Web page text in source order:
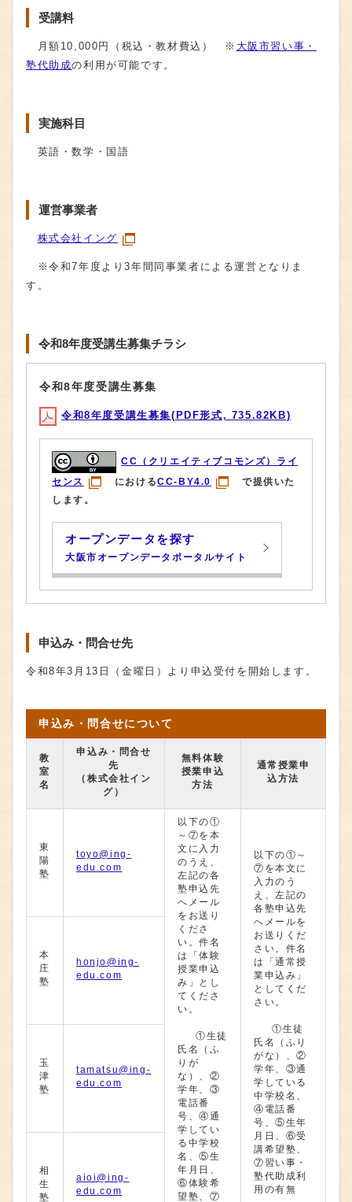
受講料
月額10,000円（税込・教材費込） ※ 大阪市習い事・
塾代助成の利用が可能です。
実施科目
英語・数学・国語
運営事業者
株式会社イング
※令和7年度より3年間同事業者による運営となりま
す。
令和8年度受講生募集チラシ
令和8年度受講生募集
令和8年度受講生募集(PDF形式, 735.82KB)
CC（クリエイティブコモンズ）ライ
センス
におけるCC-BY4.0
で提供いた
します。
オープンデータを探す
大阪市オープンデータポータルサイト
申込み・問合せ先
令和8年3月13日（金曜日）より申込受付を開始します。
申込み・問合せについて
教
室
名
申込み・問合せ
先
（株式会社イン
グ）
無料体験
授業申込
方法
通常授業申
込方法
東
陽
塾
toyo@ing-
edu.com
以下の①
～⑦を本
文に入力
のうえ、
左記の各
塾申込先
へメール
をお送り
くださ
い。件名
は「体験
授業申込
み」とし
てくださ
い。
①生徒
氏名（ふ
りが
な）、②
学年、③
電話番
号、④通
学してい
る中学校
名、⑤生
年月日、
⑥体験希
望塾、⑦
以下の①～
⑦を本文に
入力のう
え、左記の
各塾申込先
へメールを
お送りくだ
さい。件名
は「通常授
業申込み」
としてくだ
さい。
①生徒
氏名（ふり
がな）、②
学年、③通
学している
中学校名、
④電話番
号、⑤生年
月日、⑥受
講希望塾、
⑦習い事・
塾代助成利
用の有無
本
庄
塾
honjo@ing-
edu.com
玉
津
塾
tamatsu@ing-
edu.com
相
生
塾
aioi@ing-
edu.com